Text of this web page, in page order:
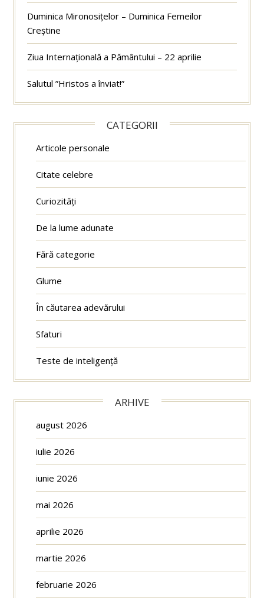
Duminica Mironosițelor – Duminica Femeilor
Creștine
Ziua Internațională a Pământului – 22 aprilie
Salutul ”Hristos a înviat!”
CATEGORII
Articole personale
Citate celebre
Curiozități
De la lume adunate
Fără categorie
Glume
În căutarea adevărului
Sfaturi
Teste de inteligență
ARHIVE
august 2026
iulie 2026
iunie 2026
mai 2026
aprilie 2026
martie 2026
februarie 2026